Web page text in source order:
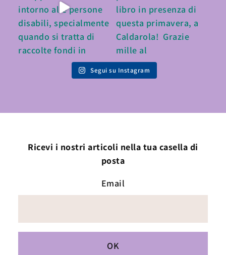
Segui su Instagram
Ricevi i nostri articoli nella tua casella di
posta
Email